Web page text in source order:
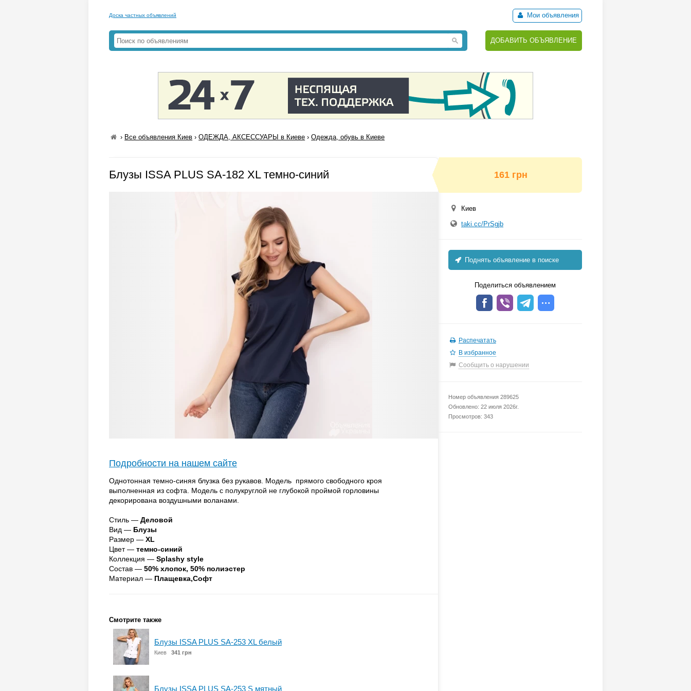
Доска частных объявлений Мои объявления
ДОБАВИТЬ ОБЪЯВЛЕНИЕ
› Все объявления Киев ›ОДЕЖДА, АКСЕССУАРЫ в Киеве ›Одежда, обувь в Киеве
Блузы ISSA PLUS SA-182 XL темно-синий
Подробности на нашем сайте
Однотонная темно-синяя блузка без рукавов. Модель прямого свободного кроя
выполненная из софта. Модель с полукруглой не глубокой проймой горловины
декорирована воздушными воланами.
Стиль — Деловой
Вид — Блузы
Размер — XL
Цвет — темно-синий
Коллекция — Splashy style
Состав — 50% хлопок, 50% полиэстер
Материал — Плащевка,Софт
Смотрите также
Блузы ISSA PLUS SA-253 XL белый
Киев 341 грн
Блузы ISSA PLUS SA-253 S мятный
161 грн
Киев
taki.cc/PrSgjb
Поднять объявление в поиске
Поделиться объявлением
Распечатать
В избранное
Сообщить о нарушении
Номер объявления 289625
Обновлено: 22 июля 2026г.
Просмотров: 343